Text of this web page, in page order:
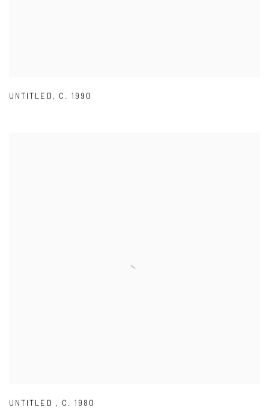
UNTITLED , C. 1990
UNTITLED , C. 1980